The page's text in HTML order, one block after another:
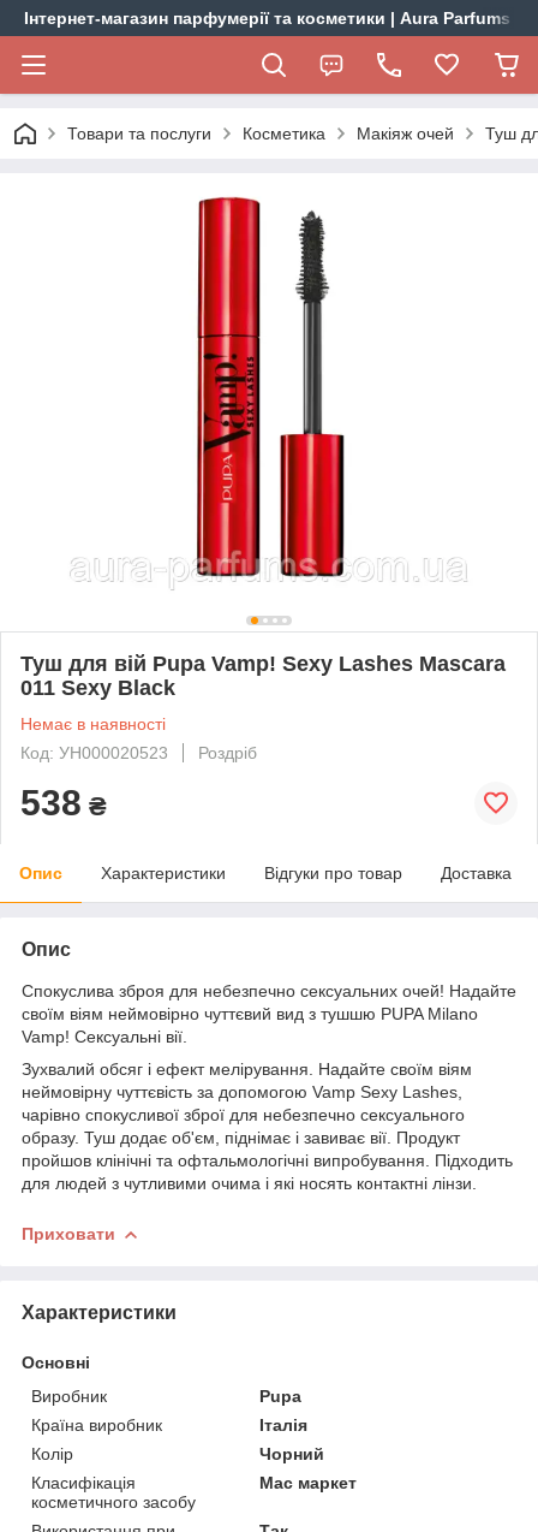
Інтернет-магазин парфумерії та косметики | Aura Parfums
Товари та послуги Косметика Макіяж очей Туш
Туш для вій Pupa Vamp! Sexy Lashes Mascara
011 Sexy Black
Немає в наявності
Код: УН000020523
Роздріб
538 ₴
Опис Характеристики Відгуки про товар Доставка
Опис
Спокуслива зброя для небезпечно сексуальних очей! Надайте
своїм віям неймовірно чуттєвий вид з тушшю PUPA Milano
Vamp! Сексуальні вії.
Зухвалий обсяг і ефект мелірування. Надайте своїм віям
неймовірну чуттєвість за допомогою Vamp Sexy Lashes,
чарівно спокусливої зброї для небезпечно сексуального
образу. Туш додає об'єм, піднімає і завиває вії. Продукт
пройшов клінічні та офтальмологічні випробування. Підходить
для людей з чутливими очима і які носять контактні лінзи.
Приховати
Характеристики
Основні
Виробник
Pupa
Країна виробник
Італія
Колір
Чорний
Класифікація
косметичного засобу
Мас маркет